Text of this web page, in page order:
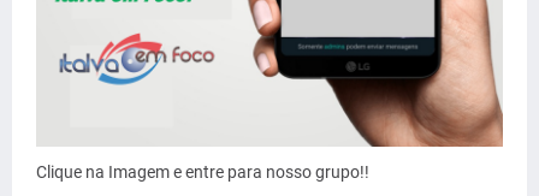
Clique na Imagem e entre para nosso grupo!!